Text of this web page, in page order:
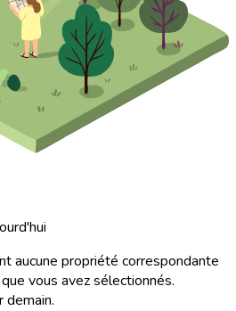
aucune propriété correspondante
vous avez sélectionnés.
demain.